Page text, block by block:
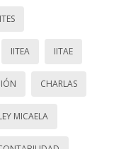
IITEA IITAE
CHARLAS
MICAELA